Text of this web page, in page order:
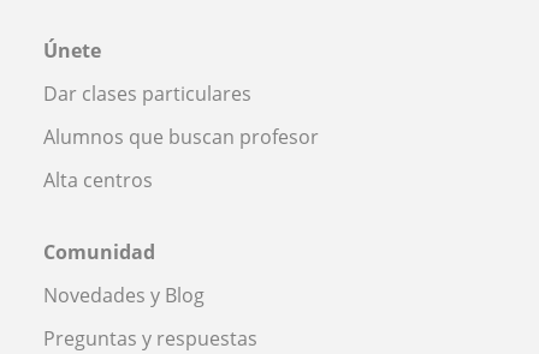
Únete
Dar clases particulares
Alumnos que buscan profesor
Alta centros
Comunidad
Novedades y Blog
Preguntas y respuestas